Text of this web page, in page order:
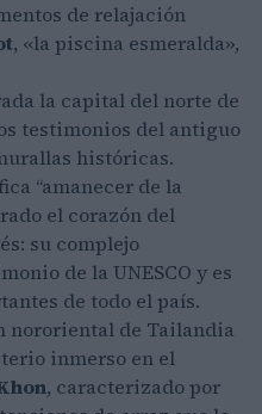
de relajación
, «la piscina esmeralda»,
la capital del norte de
testimonios del antiguo
históricas.
“amanecer de la
el corazón del
su complejo
de la UNESCO y es
de todo el país.
nororiental de Tailandia
inmerso en el
, caracterizado por